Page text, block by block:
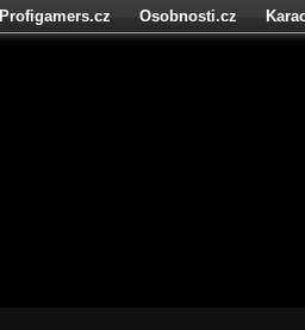
Profigamers.cz Osobnosti.cz